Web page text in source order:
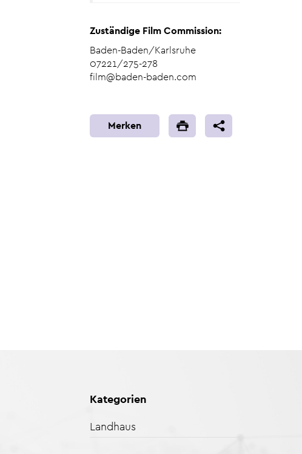
Zuständige Film Commission:
Baden-Baden/Karlsruhe
07221/275-278
film@baden-baden.com
Merken
Kategorien
Landhaus